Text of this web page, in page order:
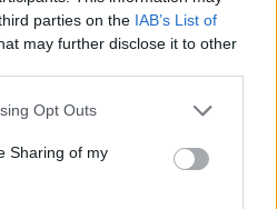
parties on the IAB’s List of
may further disclose it to other
app uses one or more Google
behaviour. You may click to
and its third-party tags to
purposes in below Google
Opt Outs
Sharing of my
Budapester